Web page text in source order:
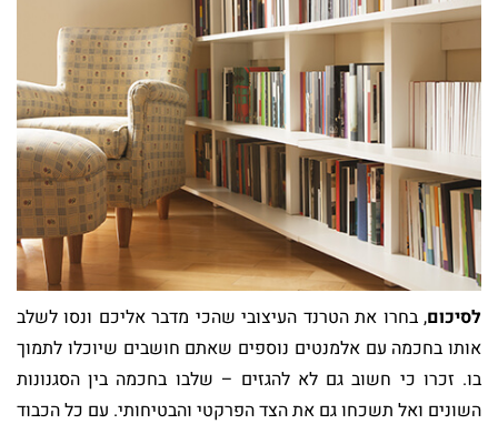
לסיכום, בחרו את הטרנד העיצובי שהכי מדבר אליכם ונסו לשלב
אותו בחכמה עם אלמנטים נוספים שאתם חושבים שיוכלו לתמוך
בו. זכרו כי חשוב גם לא להגזים – שלבו בחכמה בין הסגנונות
השונים ואל תשכחו גם את הצד הפרקטי והבטיחותי. עם כל הכבוד